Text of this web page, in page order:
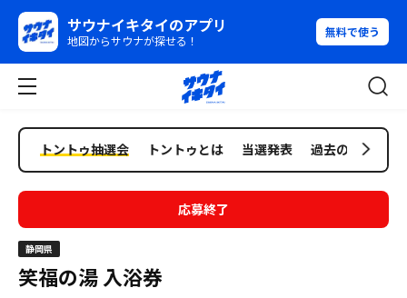
サウナイキタイのアプリ
地図からサウナが探せる！
無料で使う
トントゥ抽選会 トントゥとは 当選発表 過去の抽選会
応募終了
静岡県
笑福の湯 入浴券